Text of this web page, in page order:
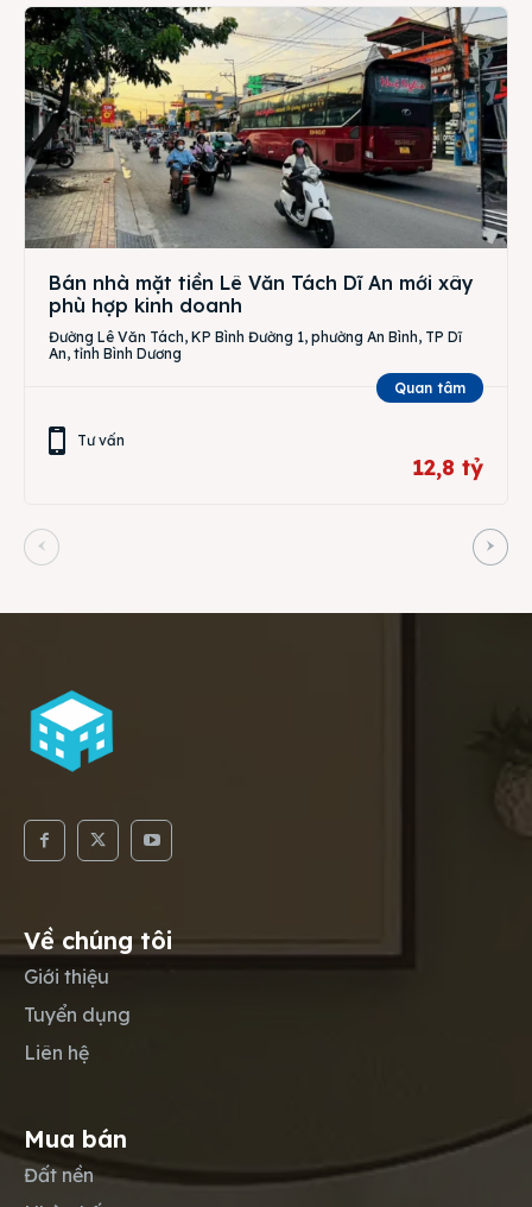
Bán nhà mặt tiền Lê Văn Tách Dĩ An mới xây
phù hợp kinh doanh
Đường Lê Văn Tách, KP Bình Đường 1, phường An Bình, TP Dĩ
An, tỉnh Bình Dương
Quan tâm
Tư vấn
12,8 tỷ
Về chúng tôi
Giới thiệu
Tuyển dụng
Liên hệ
Mua bán
Đất nền